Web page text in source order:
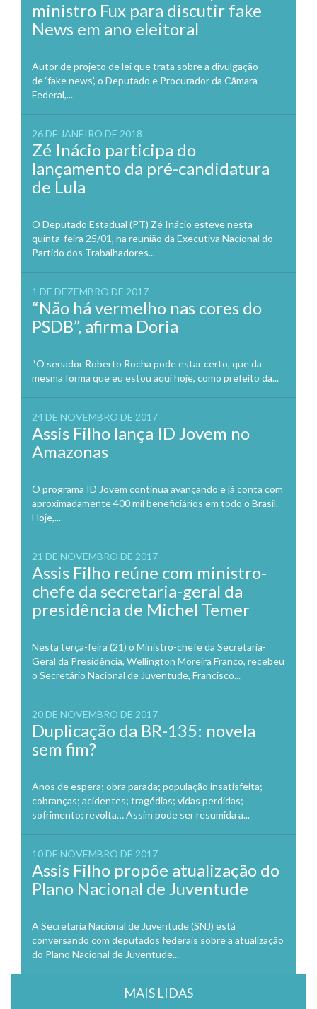
ministro Fux para discutir fake
News em ano eleitoral
Autor de projeto de lei que trata sobre a divulgação
de ‘fake news’, o Deputado e Procurador da Câmara
Federal,...
26 DE JANEIRO DE 2018
Zé Inácio participa do
lançamento da pré-candidatura
de Lula
O Deputado Estadual (PT) Zé Inácio esteve nesta
quinta-feira 25/01, na reunião da Executiva Nacional do
Partido dos Trabalhadores...
1 DE DEZEMBRO DE 2017
“Não há vermelho nas cores do
PSDB”, afirma Doria
“O senador Roberto Rocha pode estar certo, que da
mesma forma que eu estou aqui hoje, como prefeito da...
24 DE NOVEMBRO DE 2017
Assis Filho lança ID Jovem no
Amazonas
O programa ID Jovem continua avançando e já conta com
aproximadamente 400 mil beneficiários em todo o Brasil.
Hoje,...
21 DE NOVEMBRO DE 2017
Assis Filho reúne com ministro-
chefe da secretaria-geral da
presidência de Michel Temer
Nesta terça-feira (21) o Ministro-chefe da Secretaria-
Geral da Presidência, Wellington Moreira Franco, recebeu
o Secretário Nacional de Juventude, Francisco...
20 DE NOVEMBRO DE 2017
Duplicação da BR-135: novela
sem fim?
Anos de espera; obra parada; população insatisfeita;
cobranças; acidentes; tragédias; vidas perdidas;
sofrimento; revolta… Assim pode ser resumida a...
10 DE NOVEMBRO DE 2017
Assis Filho propõe atualização do
Plano Nacional de Juventude
A Secretaria Nacional de Juventude (SNJ) está
conversando com deputados federais sobre a atualização
do Plano Nacional de Juventude...
MAIS LIDAS